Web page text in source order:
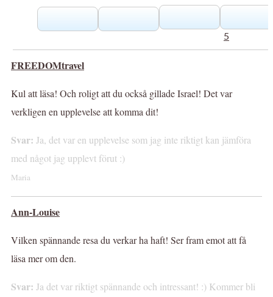
5
FREEDOMtravel
Kul att läsa! Och roligt att du också gillade Israel! Det var
verkligen en upplevelse att komma dit!
Svar: Ja, det var en upplevelse som jag inte riktigt kan jämföra
med något jag upplevt förut :)
Maria
Ann-Louise
Vilken spännande resa du verkar ha haft! Ser fram emot att få
läsa mer om den.
Svar: Ja det var riktigt spännande och intressant! :) Kommer bli